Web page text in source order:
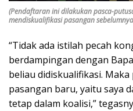
(Pendaftaran ini dilakukan pasca-
mendiskualifikasi pasangan
“Tidak ada istilah pecah
berdampingan dengan
beliau didiskualifikasi.
pasangan baru, yaitu saya
tetap dalam koalisi,”